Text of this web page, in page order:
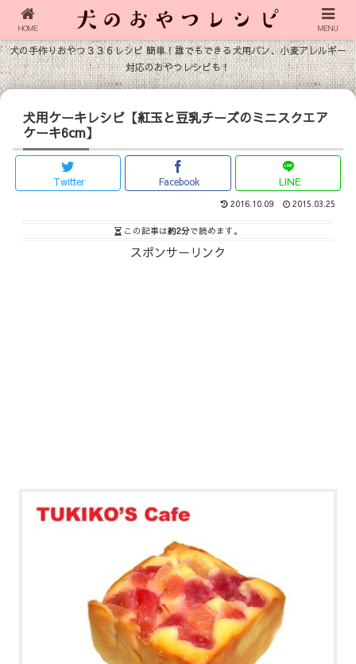
犬の手作りおやつ３３６レシピ 簡単！誰でもできる犬用パン、小麦アレルギー
対応のおやつレシピも！
犬用ケーキレシピ【紅玉と豆乳チーズのミニスクエア
ケーキ6cm】
Twitter Facebook LINE
2016.10.09 2015.03.25
この記事は約2分で読めます。
スポンサーリンク
HOME MENU